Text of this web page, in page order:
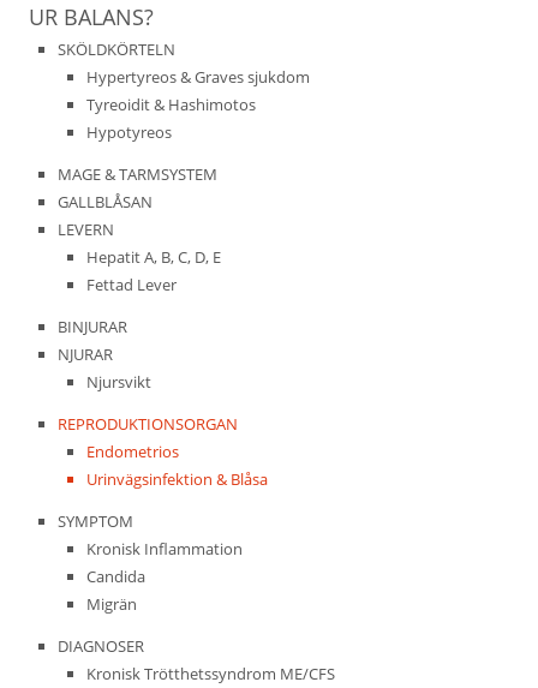
UR BALANS?
SKÖLDKÖRTELN
Hypertyreos & Graves sjukdom
Tyreoidit & Hashimotos
Hypotyreos
MAGE & TARMSYSTEM
GALLBLÅSAN
LEVERN
Hepatit A, B, C, D, E
Fettad Lever
BINJURAR
NJURAR
Njursvikt
REPRODUKTIONSORGAN
Endometrios
Urinvägsinfektion & Blåsa
SYMPTOM
Kronisk Inflammation
Candida
Migrän
DIAGNOSER
Kronisk Trötthetssyndrom ME/CFS